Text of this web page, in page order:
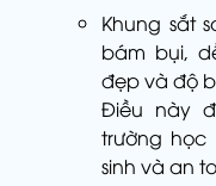
Khung sắt
bám bụi,
đẹp và độ
Điều này
trường
sinh và an